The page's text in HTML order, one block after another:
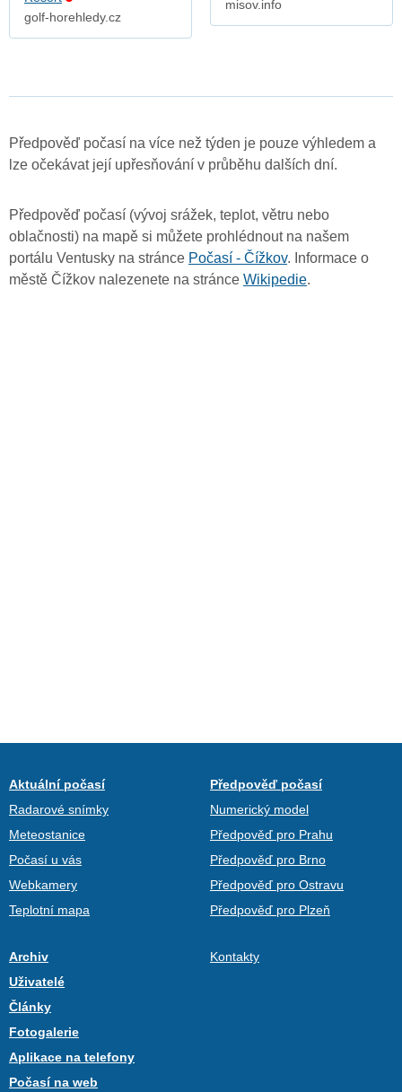
golf-horehledy.cz
misov.info
Předpověď počasí na více než týden je pouze výhledem a
lze očekávat její upřesňování v průběhu dalších dní.
Předpověď počasí (vývoj srážek, teplot, větru nebo
oblačnosti) na mapě si můžete prohlédnout na našem
portálu Ventusky na stránce Počasí - Čížkov. Informace o
městě Čížkov nalezenete na stránce Wikipedie.
Aktuální počasí
Radarové snímky
Meteostanice
Počasí u vás
Webkamery
Teplotní mapa
Předpověď počasí
Numerický model
Předpověď pro Prahu
Předpověď pro Brno
Předpověď pro Ostravu
Předpověď pro Plzeň
Archiv
Uživatelé
Články
Fotogalerie
Aplikace na telefony
Počasí na web
Kontakty